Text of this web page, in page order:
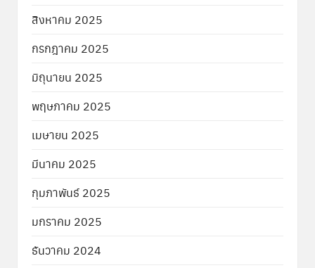
สิงหาคม 2025
กรกฎาคม 2025
มิถุนายน 2025
พฤษภาคม 2025
เมษายน 2025
มีนาคม 2025
กุมภาพันธ์ 2025
มกราคม 2025
ธันวาคม 2024